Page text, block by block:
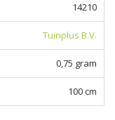
14210
Tuinplus B.V.
0,75 gram
100 cm